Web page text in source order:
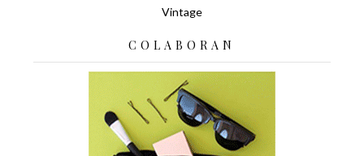
Vintage
COLABORAN